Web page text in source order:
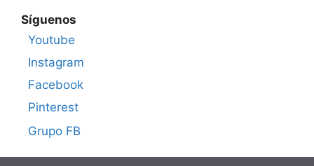
Síguenos
Youtube
Instagram
Facebook
Pinterest
Grupo FB